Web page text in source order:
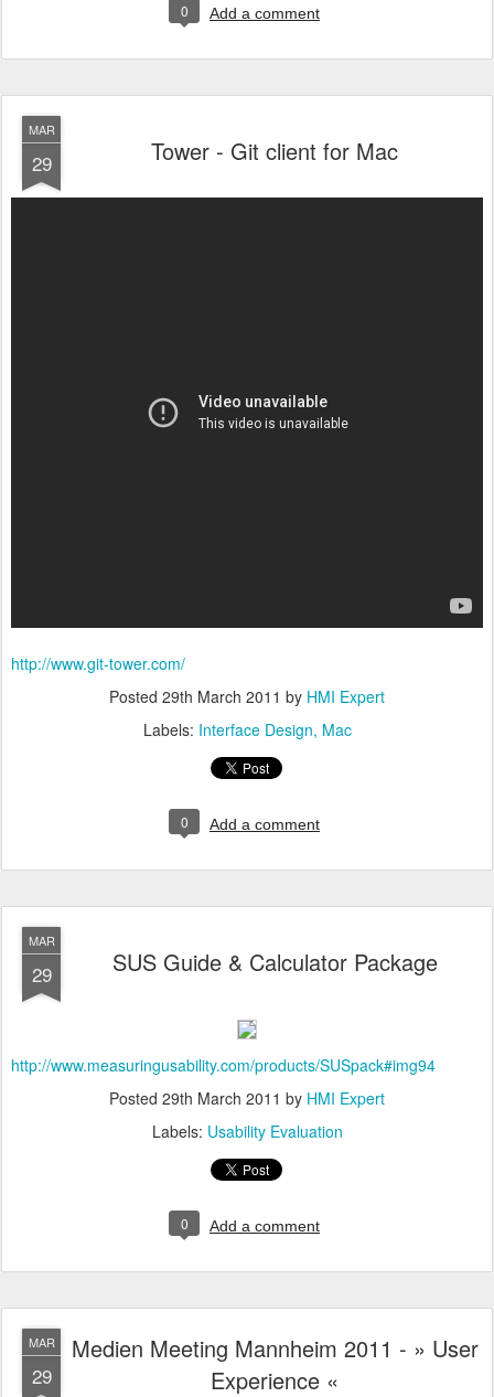
0 Add a comment
MAR
29 Tower - Git client for Mac
http://www.git-tower.com/
Posted 29th March 2011 by HMI Expert
Labels: Interface Design Mac
0 Add a comment
MAR
29 SUS Guide & Calculator Package
http://www.measuringusability.com/products/SUSpack#img94
Posted 29th March 2011 by HMI Expert
Labels: Usability Evaluation
0 Add a comment
MAR
29
Medien Meeting Mannheim 2011 - » User
Experience «